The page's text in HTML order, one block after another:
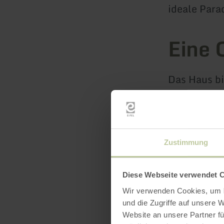
Zustimmung
Diese Webseite verwendet
Wir verwenden Cookies,
und die Zugriffe auf unsere
Website an unsere Partner
ideale
Eine
Das Haus
benötigst.
tollen
der
Ruhige